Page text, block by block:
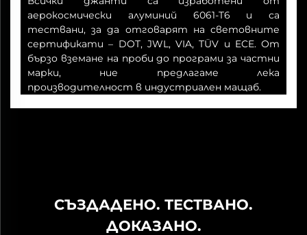
аерокосмически алуминий 6061-T6 и са
тествани, за да отговарят на световните
сертификати – DOT, JWL, VIA, TÜV и ECE. От
бързо вземане на проби до програми за частни
марки, ние предлагаме лека
производителност в индустриален мащаб.
СЪЗДАДЕНО. ТЕСТВАНО.
ДОКАЗАНО.